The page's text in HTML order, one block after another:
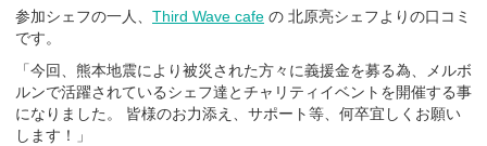
参加シェフの一人、 Third Wave cafe の 北原亮シェフよりの口コミ
です。
「今回、熊本地震により被災された方々に義援金を募る為、メルボ
ルンで活躍されているシェフ達とチャリティイベントを開催する事
になりました。 皆様のお力添え、サポート等、何卒宜しくお願い
します！」